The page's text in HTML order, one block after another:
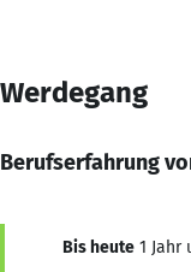
Werdegang
Berufserfahrung
Bis heute 1 Jahr